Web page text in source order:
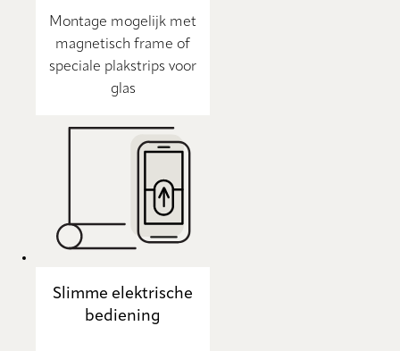
Montage mogelijk met
magnetisch frame of
speciale plakstrips voor
glas
Slimme elektrische
bediening